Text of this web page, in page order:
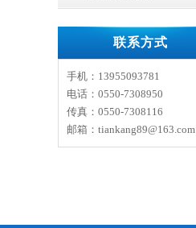
联系方式
手机：13955093781
电话：0550-7308950
传真：0550-7308116
邮箱：tiankang89@163.com